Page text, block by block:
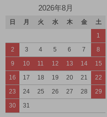
2026年8月
日 月 火 水 木 金
土
1
2
3 4 5 6 7
8
9
10 11 12 13 14
15
16
17 18 19 20 21
22
23
24 25 26 27 28
29
30
31